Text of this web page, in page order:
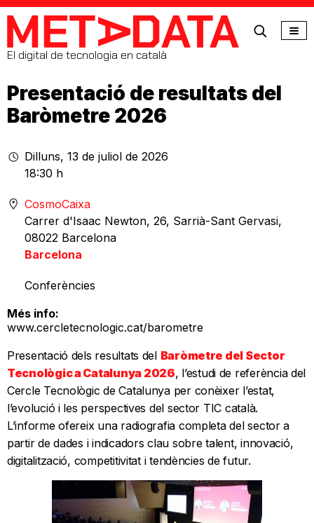
MetaData
El digital de tecnologia en català
Presentació de resultats del
Baròmetre 2026
Dilluns, 13 de juliol de 2026
18:30 h
CosmoCaixa
Carrer d'Isaac Newton, 26, Sarrià-Sant Gervasi,
08022 Barcelona
Barcelona
Conferències
Més info:
www.cercletecnologic.cat/barometre
Presentació dels resultats del Baròmetre del Sector
Tecnològic a Catalunya 2026, l’estudi de referència del
Cercle Tecnològic de Catalunya per conèixer l’estat,
l’evolució i les perspectives del sector TIC català.
L’informe ofereix una radiografia completa del sector a
partir de dades i indicadors clau sobre talent, innovació,
digitalització, competitivitat i tendències de futur.